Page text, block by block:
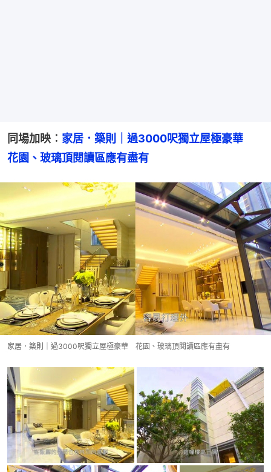
同場加映︰ 家居．築則｜過3000呎獨立屋極豪華
花園、玻璃頂閱讀區應有盡有
家居．築則｜過3000呎獨立屋極豪華 花園、玻璃頂閱讀區應有盡有